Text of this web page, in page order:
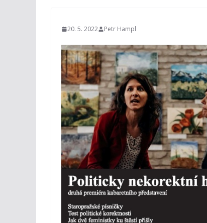
20. 5. 2022 Petr Hampl